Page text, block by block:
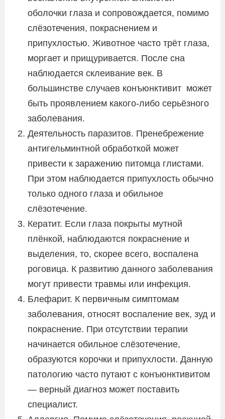
оболочки глаза и сопровождается, помимо
слёзотечения, покраснением и
припухлостью. Животное часто трёт глаза,
моргает и прищуривается. После сна
наблюдается склеивание век. В
большинстве случаев конъюнктивит может
быть проявлением какого-либо серьёзного
заболевания.
Деятельность паразитов. Пренебрежение
антигельминтной обработкой может
привести к заражению питомца глистами.
При этом наблюдается припухлость обычно
только одного глаза и обильное
слёзотечение.
Кератит. Если глаза покрыты мутной
плёнкой, наблюдаются покраснение и
выделения, то, скорее всего, воспалена
роговица. К развитию данного заболевания
могут привести травмы или инфекция.
Блефарит. К первичным симптомам
заболевания, относят воспаление век, зуд и
покраснение. При отсутствии терапии
начинается обильное слёзотечение,
образуются корочки и припухлости. Данную
патологию часто путают с конъюнктивитом
— верный диагноз может поставить
специалист.